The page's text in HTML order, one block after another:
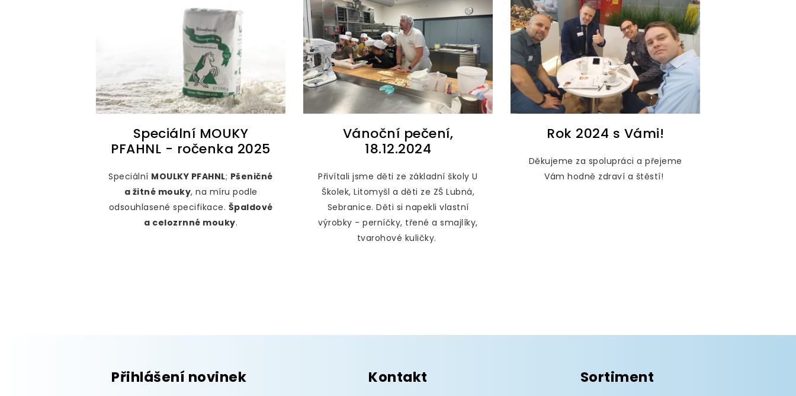
Speciální MOUKY
PFAHNL - ročenka 2025
Speciální MOULKY PFAHNL; Pšeničné
a žitné mouky, na míru podle
odsouhlasené specifikace. Špaldové
a celozrnné mouky.
Vánoční pečení,
18.12.2024
Přivítali jsme děti ze základní školy U
Školek, Litomyšl a děti ze ZŠ Lubná,
Sebranice. Děti si napekli vlastní
výrobky - perníčky, třené a smajlíky,
tvarohové kuličky.
Rok 2024 s Vámi!
Děkujeme za spolupráci a přejeme
Vám hodně zdraví a štěstí!
Přihlášení novinek Kontakt Sortiment